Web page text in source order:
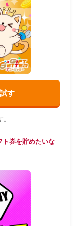
す
ト券を貯めたいな